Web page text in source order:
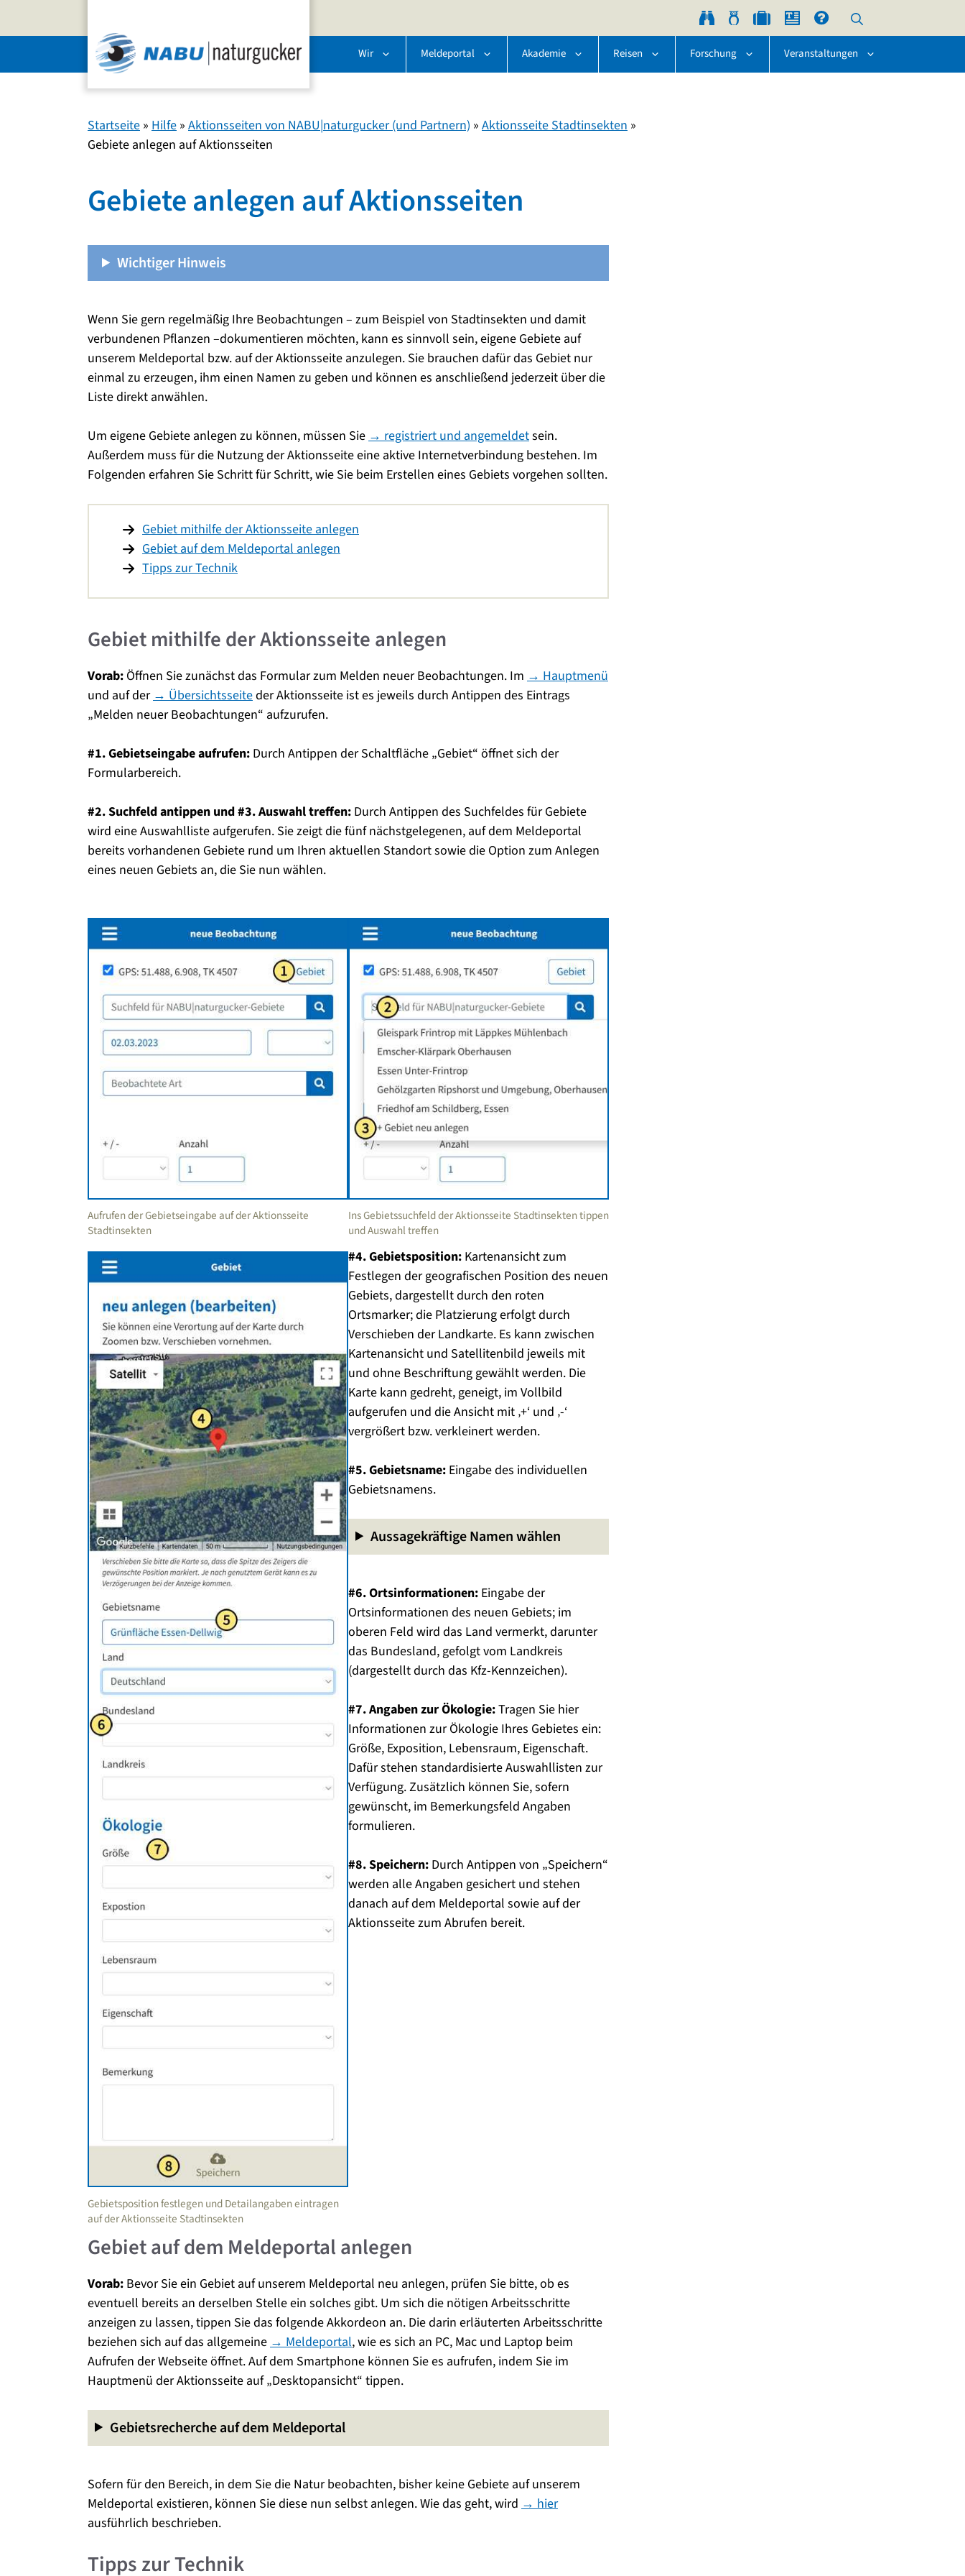
Wir Meldeportal Akademie Reisen Forschung Veranstaltungen
Startseite » Hilfe » Aktionsseiten von NABU|naturgucker (und Partnern) » Aktionsseite Stadtinsekten »
Gebiete anlegen auf Aktionsseiten
Gebiete anlegen auf Aktionsseiten
Wichtiger Hinweis
Wenn Sie gern regelmäßig Ihre Beobachtungen – zum Beispiel von Stadtinsekten und damit
verbundenen Pflanzen –dokumentieren möchten, kann es sinnvoll sein, eigene Gebiete auf
unserem Meldeportal bzw. auf der Aktionsseite anzulegen. Sie brauchen dafür das Gebiet nur
einmal zu erzeugen, ihm einen Namen zu geben und können es anschließend jederzeit über die
Liste direkt anwählen.
Um eigene Gebiete anlegen zu können, müssen Sie → registriert und angemeldetsein.
Außerdem muss für die Nutzung der Aktionsseite eine aktive Internetverbindung bestehen. Im
Folgenden erfahren Sie Schritt für Schritt, wie Sie beim Erstellen eines Gebiets vorgehen sollten.
Gebiet mithilfe der Aktionsseite anlegen
Gebiet auf dem Meldeportal anlegen
Tipps zur Technik
Gebiet mithilfe der Aktionsseite anlegen
Vorab: Öffnen Sie zunächst das Formular zum Melden neuer Beobachtungen. Im → Hauptmenü
und auf der → Übersichtsseiteder Aktionsseite ist es jeweils durch Antippen des Eintrags
„Melden neuer Beobachtungen“ aufzurufen.
#1. Gebietseingabe aufrufen: Durch Antippen der Schaltfläche „Gebiet“ öffnet sich der
Formularbereich.
#2. Suchfeld antippen und #3.Auswahl treffen: Durch Antippen des Suchfeldes für Gebiete
wird eine Auswahlliste aufgerufen. Sie zeigt die fünf nächstgelegenen, auf dem Meldeportal
bereits vorhandenen Gebiete rund um Ihren aktuellen Standort sowie die Option zum Anlegen
eines neuen Gebiets an, die Sie nun wählen.
Aufrufen der Gebietseingabe auf der Aktionsseite
Stadtinsekten
Ins Gebietssuchfeld der Aktionsseite Stadtinsekten tippen
und Auswahl treffen
Gebietsposition festlegen und Detailangaben eintragen
auf der Aktionsseite Stadtinsekten
#4. Gebietsposition: Kartenansicht zum
Festlegen der geografischen Position des neuen
Gebiets, dargestellt durch den roten
Ortsmarker; die Platzierung erfolgt durch
Verschieben der Landkarte. Es kann zwischen
Kartenansicht und Satellitenbild jeweils mit
und ohne Beschriftung gewählt werden. Die
Karte kann gedreht, geneigt, im Vollbild
aufgerufen und die Ansicht mit ‚+‘ und ‚-‘
vergrößert bzw. verkleinert werden.
#5. Gebietsname: Eingabe des individuellen
Gebietsnamens.
Aussagekräftige Namen wählen
#6. Ortsinformationen: Eingabe der
Ortsinformationen des neuen Gebiets; im
oberen Feld wird das Land vermerkt, darunter
das Bundesland, gefolgt vom Landkreis
(dargestellt durch das Kfz-Kennzeichen).
#7. Angaben zur Ökologie:Tragen Sie hier
Informationen zur Ökologie Ihres Gebietes ein:
Größe, Exposition, Lebensraum, Eigenschaft.
Dafür stehen standardisierte Auswahllisten zur
Verfügung. Zusätzlich können Sie, sofern
gewünscht, im Bemerkungsfeld Angaben
formulieren.
#8. Speichern: Durch Antippen von „Speichern“
werden alle Angaben gesichert und stehen
danach auf dem Meldeportal sowie auf der
Aktionsseite zum Abrufen bereit.
Gebiet auf dem Meldeportal anlegen
Vorab: Bevor Sie ein Gebiet auf unserem Meldeportal neu anlegen, prüfen Sie bitte, ob es
eventuell bereits an derselben Stelle ein solches gibt. Um sich die nötigen Arbeitsschritte
anzeigen zu lassen, tippen Sie das folgende Akkordeon an. Die darin erläuterten Arbeitsschritte
beziehen sich auf das allgemeine → Meldeportal, wie es sich an PC, Mac und Laptop beim
Aufrufen der Webseite öffnet. Auf dem Smartphone können Sie es aufrufen, indem Sie im
Hauptmenü der Aktionsseite auf „Desktopansicht“ tippen.
Gebietsrecherche auf dem Meldeportal
Sofern für den Bereich, in dem Sie die Natur beobachten, bisher keine Gebiete auf unserem
Meldeportal existieren, können Sie diese nun selbst anlegen. Wie das geht, wird → hier
ausführlich beschrieben.
Tipps zur Technik